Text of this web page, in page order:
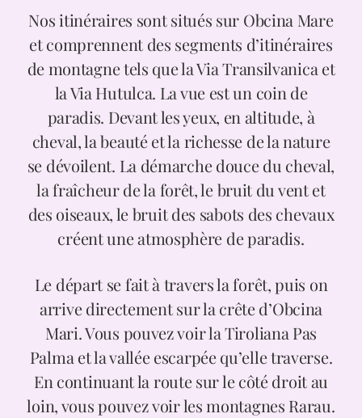
Contact
Nos itinéraires sont situés sur Obcina Mare
et comprennent des segments d’itinéraires
de montagne tels que la Via Transilvanica et
la Via Hutulca. La vue est un coin de
paradis. Devant les yeux, en altitude, à
cheval, la beauté et la richesse de la nature
se dévoilent. La démarche douce du cheval,
la fraîcheur de la forêt, le bruit du vent et
des oiseaux, le bruit des sabots des chevaux
créent une atmosphère de paradis.
Le départ se fait à travers la forêt, puis on
arrive directement sur la crête d’Obcina
Mari. Vous pouvez voir la Tiroliana Pas
Palma et la vallée escarpée qu’elle traverse.
En continuant la route sur le côté droit au
loin, vous pouvez voir les montagnes Rarau.